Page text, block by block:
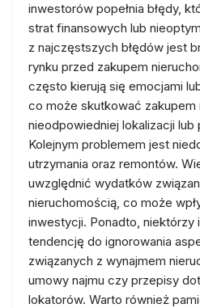
inwestorów popełnia błędy,
strat finansowych lub
z najczęstszych błędów jest
rynku przed zakupem
często kierują się emocjami
co może skutkować zakupem
nieodpowiedniej lokalizacji
Kolejnym problemem jest
utrzymania oraz remontów.
uwzględnić wydatków
nieruchomością, co może
inwestycji. Ponadto, niektórzy
tendencję do ignorowania
związanych z wynajmem
umowy najmu czy przepisy
lokatorów. Warto również